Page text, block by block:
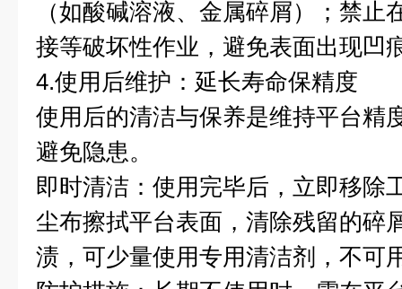
（如酸碱溶液、金属碎屑）；禁止
接等破坏性作业，避免表面出现
4.使用后维护：延长寿命保精度
使用后的清洁与保养是维持平台精
避免隐患。
即时清洁：使用完毕后，立即移除
尘布擦拭平台表面，清除残留的碎
渍，可少量使用专用清洁剂，不